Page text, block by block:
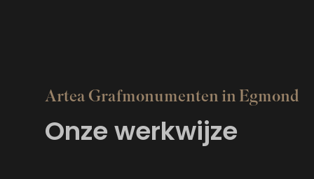
Artea Grafmonumenten in Egmond
Onze werkwijze